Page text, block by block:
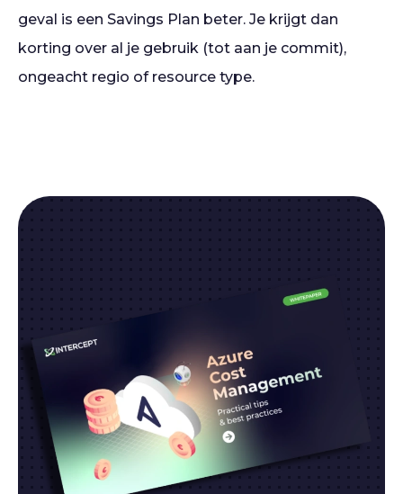
geval is een Savings Plan beter. Je krijgt dan
korting over al je gebruik (tot aan je commit),
ongeacht regio of resource type.